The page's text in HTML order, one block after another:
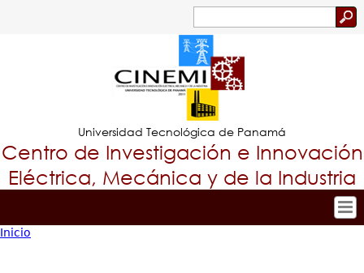
Jump to navigation
Formulario
de
búsqueda
Universidad Tecnológica de Panamá
Centro de Investigación e Innovación
Eléctrica, Mecánica y de la Industria
Tropical
Inicio